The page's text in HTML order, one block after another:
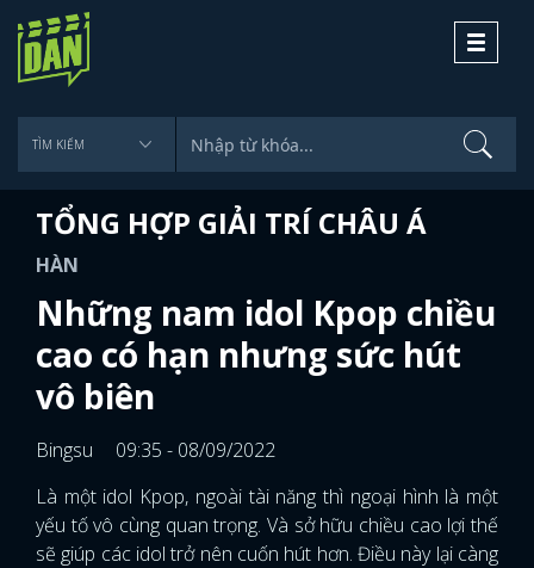
Toggle
TỔNG HỢP GIẢI TRÍ CHÂU Á
HÀN
Những nam idol Kpop chiều
cao có hạn nhưng sức hút
vô biên
Bingsu
09:35 - 08/09/2022
Là một idol Kpop, ngoài tài năng thì ngoại hình là một
yếu tố vô cùng quan trọng. Và sở hữu chiều cao lợi thế
sẽ giúp các idol trở nên cuốn hút hơn. Điều này lại càng